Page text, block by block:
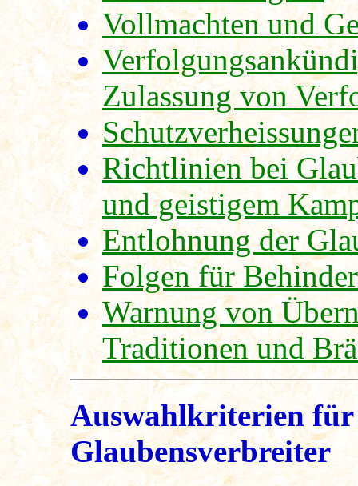
Vollmachten und
Zulassung von
Richtlinien bei
und geistigem
Entlohnung der
Folgen für
Warnung von
Traditionen und
Auswahlkriterien
Glaubensverbreiter